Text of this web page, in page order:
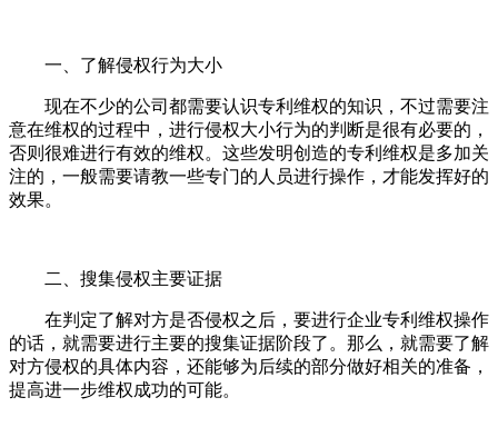
一、了解侵权行为大小
现在不少的公司都需要认识专利维权的知识，不过需要注
意在维权的过程中，进行侵权大小行为的判断是很有必要的，
否则很难进行有效的维权。这些发明创造的专利维权是多加关
注的，一般需要请教一些专门的人员进行操作，才能发挥好的
效果。
二、搜集侵权主要证据
在判定了解对方是否侵权之后，要进行企业专利维权操作
的话，就需要进行主要的搜集证据阶段了。那么，就需要了解
对方侵权的具体内容，还能够为后续的部分做好相关的准备，
提高进一步维权成功的可能。